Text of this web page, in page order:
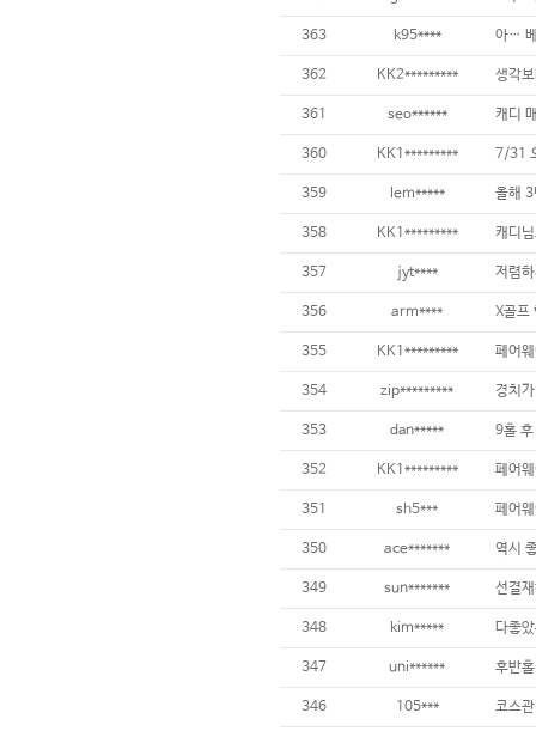
363 k95****
362 KK2*********
361 seo****** 캐디
360 KK1*********
359 lem*****
358 KK1*********
357 jyt****
356 arm****
355 KK1*********
354 zip*********
353 dan*****
352 KK1*********
351 sh5***
350 ace******* 역시
349 sun*******
348 kim*****
347 uni******
346 105*** 코스